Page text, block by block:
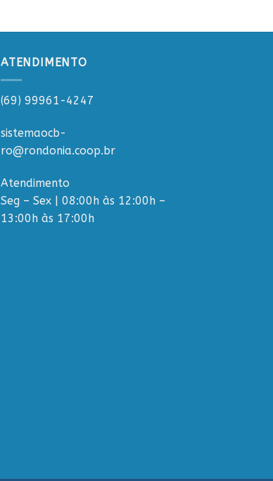
sustentabilidade
ATENDIMENTO
(69) 99961-4247
sistemaocb-
ro@rondonia.coop.br
Atendimento
Seg – Sex | 08:00h às 12:00h –
13:00h às 17:00h